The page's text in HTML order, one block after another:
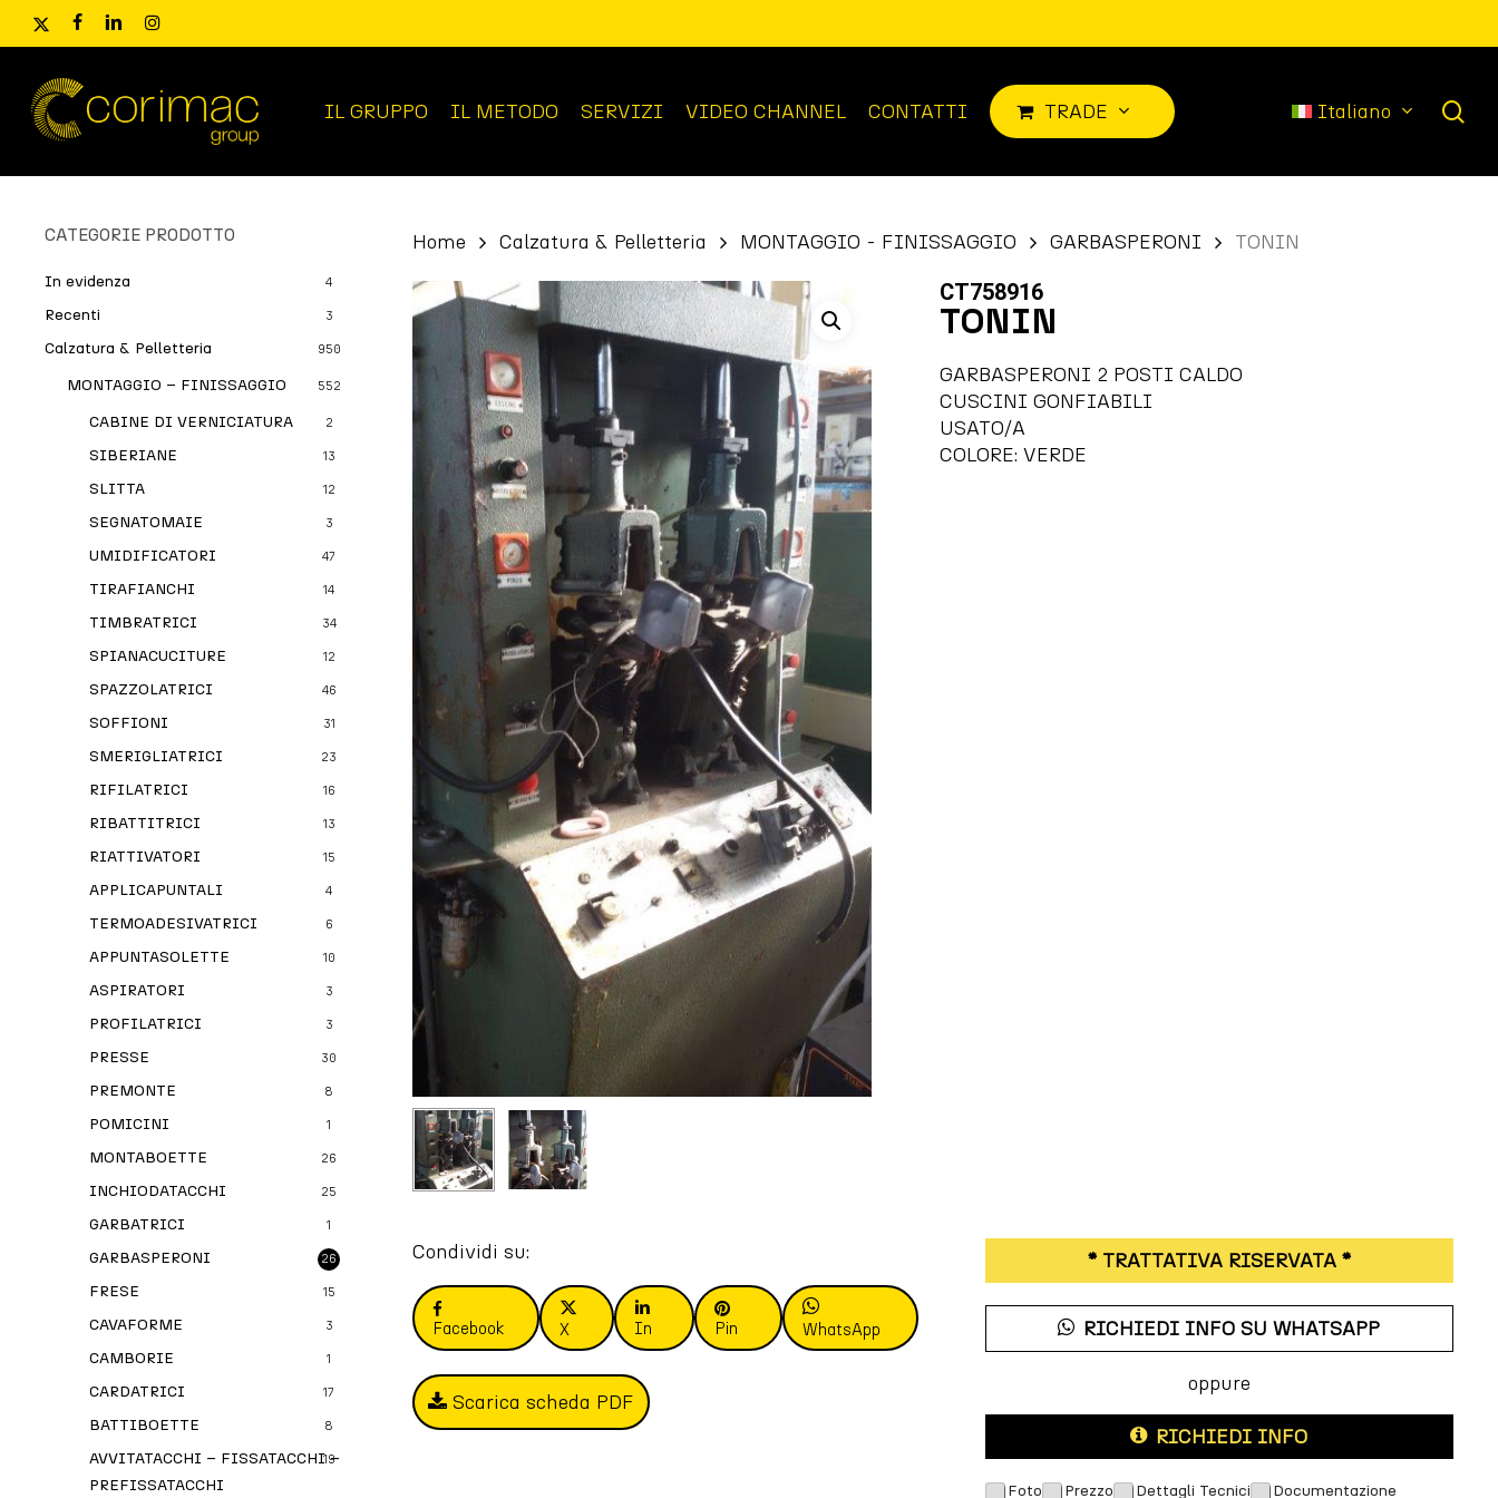
Skip
content
x-
facebooklinkedininstagram
Ricerca
prodotti
IL GRUPPO IL METODO SERVIZI VIDEO CHANNEL CONTATTI TRADE Italiano
CATEGORIE PRODOTTO
In evidenza 4
Recenti 3
Calzatura & Pelletteria 950
MONTAGGIO – FINISSAGGIO 552
CABINE DI VERNICIATURA 2
SIBERIANE 13
SLITTA 12
SEGNATOMAIE 3
UMIDIFICATORI 47
TIRAFIANCHI 14
TIMBRATRICI 34
SPIANACUCITURE 12
SPAZZOLATRICI 46
SOFFIONI 31
SMERIGLIATRICI 23
RIFILATRICI 16
RIBATTITRICI 13
RIATTIVATORI 15
APPLICAPUNTALI 4
TERMOADESIVATRICI 6
APPUNTASOLETTE 10
ASPIRATORI 3
PROFILATRICI 3
PRESSE 30
PREMONTE 8
POMICINI 1
MONTABOETTE 26
INCHIODATACCHI 25
GARBATRICI 1
GARBASPERONI 26
FRESE 15
CAVAFORME 3
CAMBORIE 1
CARDATRICI 17
BATTIBOETTE 8
AVVITATACCHI – FISSATACCHI –
PREFISSATACCHI
19
Home Calzatura & Pelletteria MONTAGGIO - FINISSAGGIO GARBASPERONI TONIN
CT758916
TONIN
GARBASPERONI 2 POSTI CALDO
CUSCINI GONFIABILI
USATO/A
COLORE: VERDE
Condividi su:
Facebook X In Pin WhatsApp
Scarica scheda PDF
* TRATTATIVA RISERVATA *
RICHIEDI INFO SU WHATSAPP
oppure
RICHIEDI INFO
T
Foto Prezzo Dettagli Tecnici Documentazione